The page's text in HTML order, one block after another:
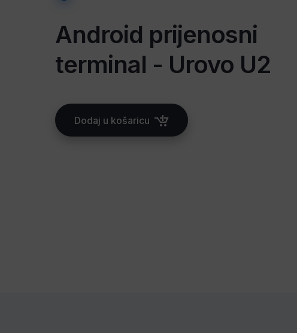
Android prijenosni
terminal - Urovo U2
Dodaj u košaricu